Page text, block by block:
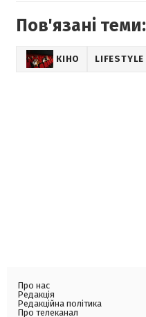
Пов'язані теми:
КІНО LIFESTYLE
Про нас
Редакція
Редакційна політика
Про телеканал